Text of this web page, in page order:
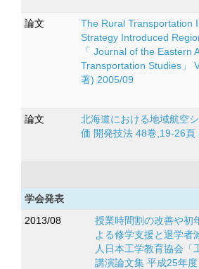
論文
The Rural Transportation
Strategy Introduced
「 Journal of the Eastern
Transportation Studies」
著) 2005/09
論文
北海道における地域航空
価 開発技法 48巻,19-26頁
学会発表
2013/08
授業時間割の改善や初
よる修学支援と退学者
人日本工学教育協会「
講演論文集 平成25年